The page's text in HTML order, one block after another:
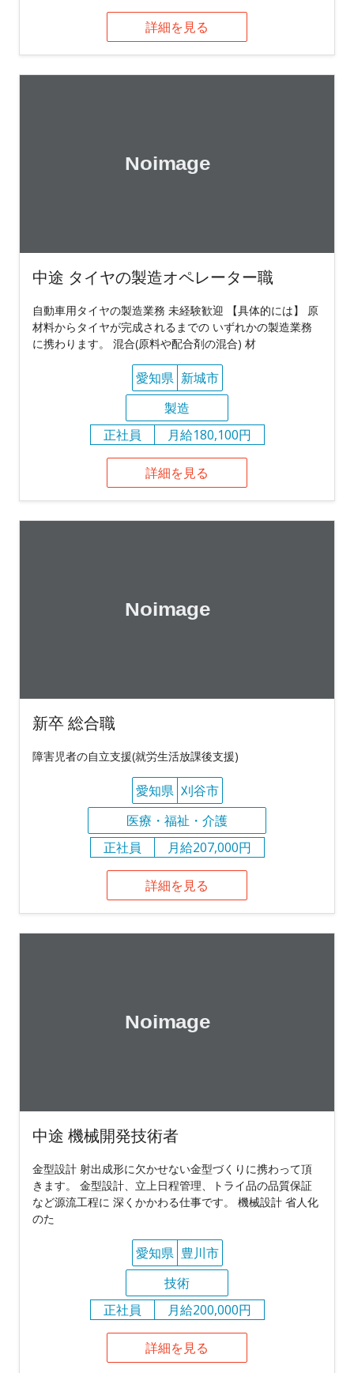
詳細を見る
中途 タイヤの製造オペレーター職
自動車用タイヤの製造業務 未経験歓迎 【具体的には】 原
材料からタイヤが完成されるまでの いずれかの製造業務
に携わります。 混合(原料や配合剤の混合) 材
愛知県 新城市
製造
正社員
月給180,100円
詳細を見る
新卒 総合職
障害児者の自立支援(就労生活放課後支援)
愛知県 刈谷市
医療・福祉・介護
正社員
月給207,000円
詳細を見る
中途 機械開発技術者
金型設計 射出成形に欠かせない金型づくりに携わって頂
きます。 金型設計、立上日程管理、トライ品の品質保証
など源流工程に 深くかかわる仕事です。 機械設計 省人化
のた
愛知県 豊川市
技術
正社員
月給200,000円
詳細を見る